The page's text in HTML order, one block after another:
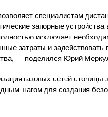
специалистам
запорные
исключает
затраты и
— поделился Юрий
газовых сетей столицы
шагом для создания